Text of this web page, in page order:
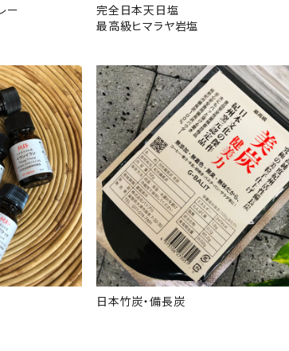
ー
完全日本天日塩
最高級ヒマラヤ岩塩
日本竹炭・備長炭